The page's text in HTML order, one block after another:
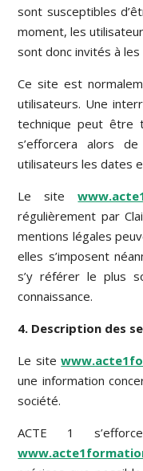
sont susceptibles
moment, les
sont donc invités à
Ce site est
utilisateurs. Une
technique peut être
s’efforcera alors
utilisateurs les dates
Le site
régulièrement par
mentions légales
elles s’imposent
s’y référer le plus
connaissance.
4. Description des
Le site
une information
société.
ACTE 1